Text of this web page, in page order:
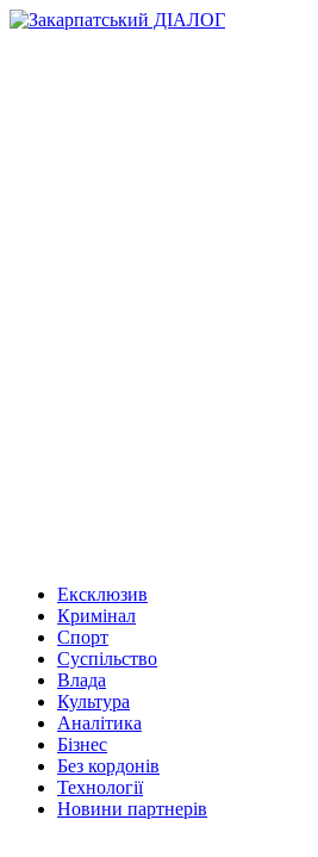
Ексклюзив
Кримінал
Спорт
Суспільство
Влада
Культура
Аналітика
Бізнес
Без кордонів
Технології
Новини партнерів